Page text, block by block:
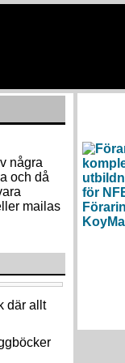
några
och då
mailas
där allt